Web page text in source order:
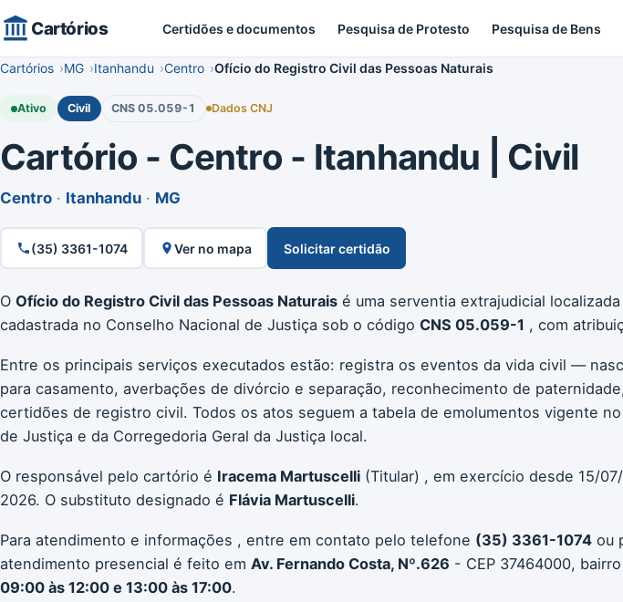
Cartórios Certidões e documentos Pesquisa de Protesto Pesquisa de Bens
Cartórios MG Itanhandu Centro Ofício do Registro Civil das Pessoas Naturais
Ativo Civil CNS 05.059-1 Dados CNJ
Cartório - Centro - Itanhandu | Civil
Centro · Itanhandu · MG
(35) 3361-1074 Ver no mapa Solicitar certidão
O Ofício do Registro Civil das Pessoas Naturais é uma serventia extrajudicial
cadastrada no Conselho Nacional de Justiça sob o código CNS 05.059-1 , com
Entre os principais serviços executados estão: registra os eventos da vida civil —
para casamento, averbações de divórcio e separação, reconhecimento de
certidões de registro civil. Todos os atos seguem a tabela de emolumentos vigente
de Justiça e da Corregedoria Geral da Justiça local.
O responsável pelo cartório é Iracema Martuscelli (Titular) , em exercício desde 15/
2026. O substituto designado é Flávia Martuscelli.
Para atendimento e informações , entre em contato pelo telefone (35) 3361-1074 ou
atendimento presencial é feito em Av. Fernando Costa, Nº.626 - CEP 37464000,
09:00 às 12:00 e 13:00 às 17:00.